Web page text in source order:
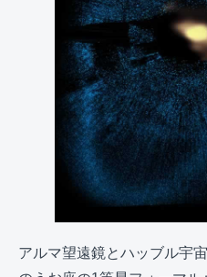
アルマ望遠鏡とハッブル宇